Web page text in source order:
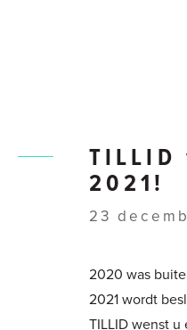
2021!
23
2020 was
2021 wordt
TILLID wenst